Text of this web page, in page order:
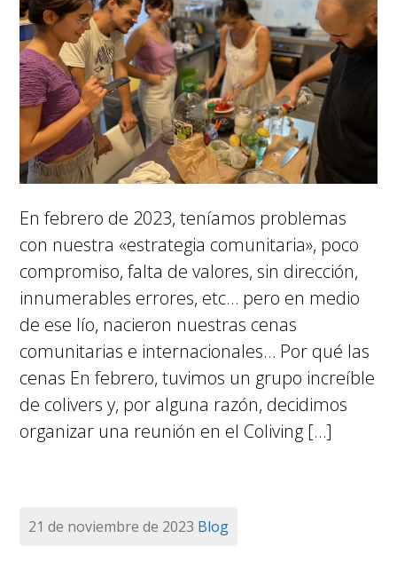
En febrero de 2023, teníamos problemas
con nuestra «estrategia comunitaria», poco
compromiso, falta de valores, sin dirección,
innumerables errores, etc… pero en medio
de ese lío, nacieron nuestras cenas
comunitarias e internacionales… Por qué las
cenas En febrero, tuvimos un grupo increíble
de colivers y, por alguna razón, decidimos
organizar una reunión en el Coliving […]
21 de noviembre de 2023 Blog